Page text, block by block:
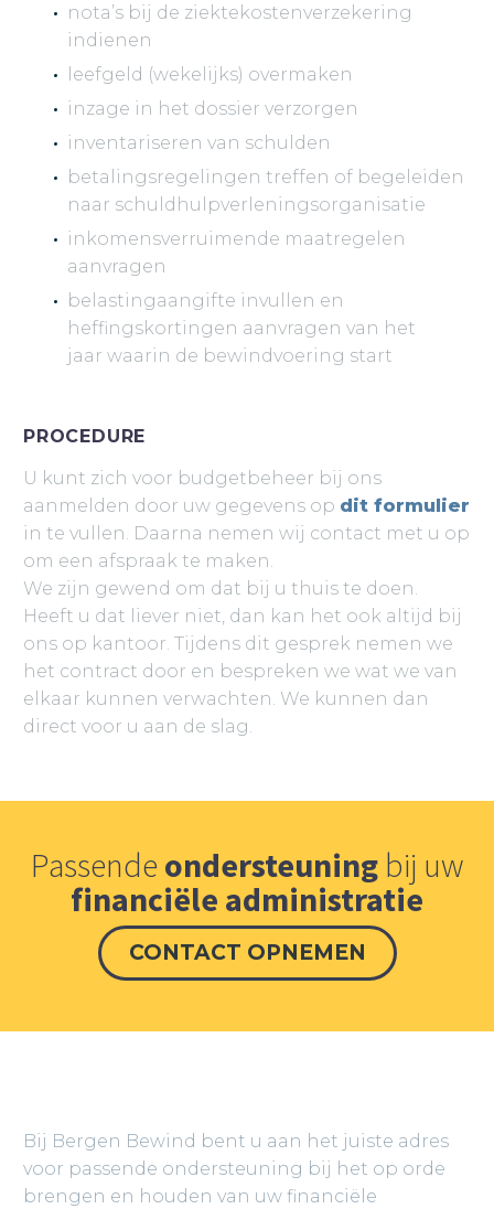
nota’s bij de ziektekostenverzekering
indienen
leefgeld (wekelijks) overmaken
inzage in het dossier verzorgen
inventariseren van schulden
betalingsregelingen treffen of begeleiden
naar schuldhulpverleningsorganisatie
inkomensverruimende maatregelen
aanvragen
belastingaangifte invullen en
heffingskortingen aanvragen van het
jaar waarin de bewindvoering start
PROCEDURE
U kunt zich voor budgetbeheer bij ons
aanmelden door uw gegevens op dit formulier
in te vullen. Daarna nemen wij contact met u op
om een afspraak te maken.
We zijn gewend om dat bij u thuis te doen.
Heeft u dat liever niet, dan kan het ook altijd bij
ons op kantoor. Tijdens dit gesprek nemen we
het contract door en bespreken we wat we van
elkaar kunnen verwachten. We kunnen dan
direct voor u aan de slag.
Passende ondersteuningbij uw
financiële administratie
CONTACT OPNEMEN
Bij Bergen Bewind bent u aan het juiste adres
voor passende ondersteuning bij het op orde
brengen en houden van uw financiële